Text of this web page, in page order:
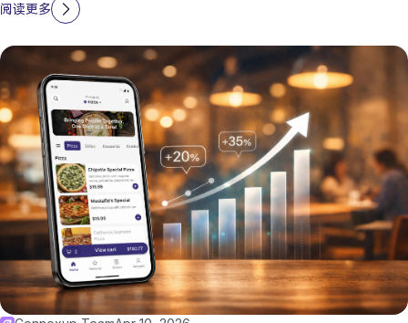
阅读更多